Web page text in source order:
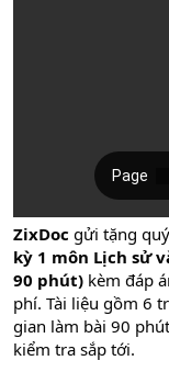
ZixDoc gửi tặng
kỳ 1 môn Lịch sử
90 phút) kèm đáp
phí. Tài liệu gồm 6
gian làm bài 90
kiểm tra sắp tới.